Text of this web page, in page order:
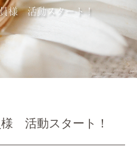
様 活動スタート！
活動スタート！